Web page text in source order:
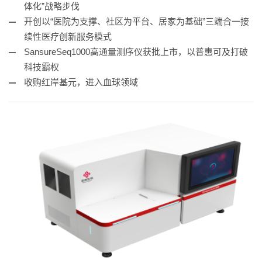
体化”战略步伐
开创以“医院为支撑、社区为平台、居家为基础”三端合一接
续性医疗创新服务模式
SansureSeq1000高通量测序仪获批上市，以普惠可及打破
科技霸权
收购红岸基元，进入血球领域